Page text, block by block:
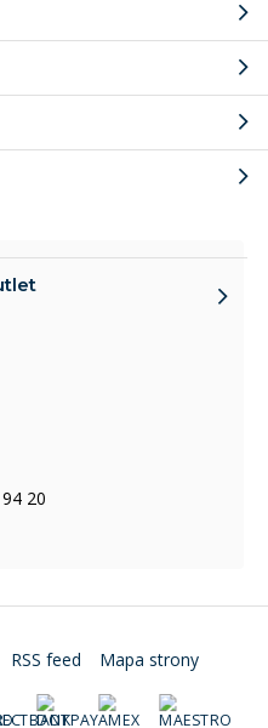
20
RSS feed Mapa strony